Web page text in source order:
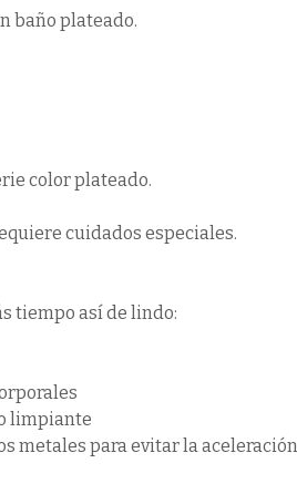
baño plateado.
color plateado.
cuidados especiales.
tiempo así de lindo:
limpiante
metales para evitar la aceleración